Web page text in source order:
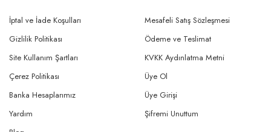
İptal ve İade Koşulları
Gizlilik Politikası
Site Kullanım Şartları
Mesafeli Satış Sözleşmesi
Ödeme ve Teslimat
KVKK Aydınlatma Metni
Çerez Politikası
Banka Hesaplarımız
Yardım
Üye Ol
Üye Girişi
Şifremi Unuttum